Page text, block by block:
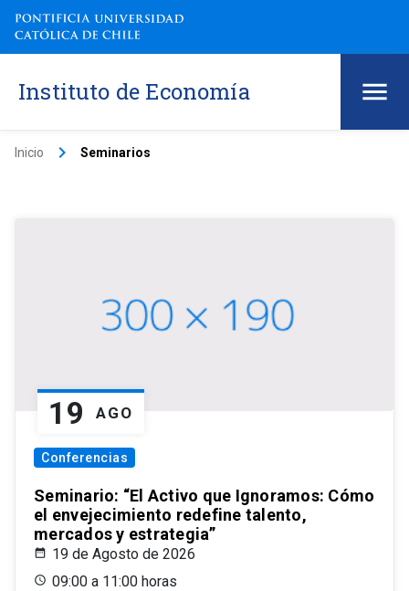
Instituto de Economía
Inicio keyboard_arrow_right Seminarios
19 AGO
Conferencias
Seminario: “El Activo que Ignoramos: Cómo
el envejecimiento redefine talento,
mercados y estrategia”
19 de Agosto de 2026
09:00 a 11:00 horas